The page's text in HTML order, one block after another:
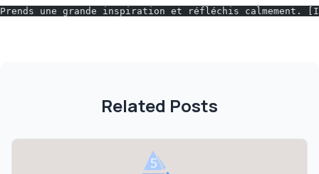
Prends une grande inspiration et réfléchis calmement.
Related Posts